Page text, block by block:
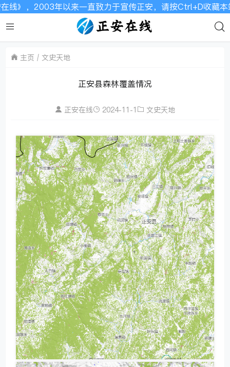
，2003年以来一直致力于宣传正安，请按Ctrl+D收藏本站，
主页 文史天地
正安县森林覆盖情况
正安在线 2024-11-1 文史天地